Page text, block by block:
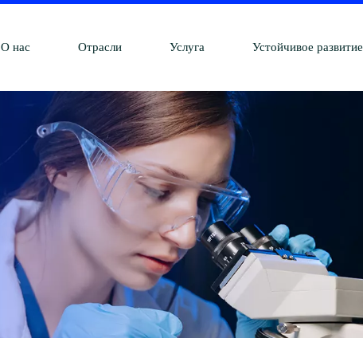
О нас Отрасли Услуга Устойчивое развитие